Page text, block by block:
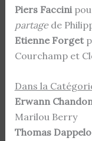
Piers Faccini
partagede
Etienne Forget
Courchamp et
Dans la
Erwann
Marilou Berry
Thomas Dappelo